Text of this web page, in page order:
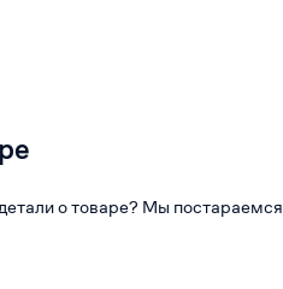
о товаре? Мы